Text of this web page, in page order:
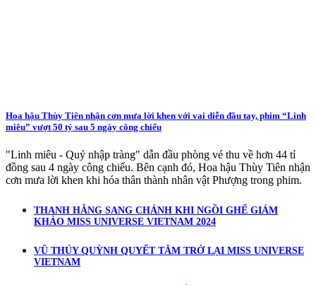
Hoa hậu Thùy Tiên nhận cơn mưa lời khen với vai diễn đầu tay, phim “Linh
miêu” vượt 50 tỷ sau 5 ngày công chiếu
"Linh miêu - Quỷ nhập tràng" dẫn đầu phòng vé thu về hơn 44 tỉ
đồng sau 4 ngày công chiếu. Bên cạnh đó, Hoa hậu Thùy Tiên nhận
cơn mưa lời khen khi hóa thân thành nhân vật Phượng trong phim.
THANH HẰNG SANG CHẢNH KHI NGỒI GHẾ GIÁM
KHẢO MISS UNIVERSE VIETNAM 2024
VŨ THÚY QUỲNH QUYẾT TÂM TRỞ LẠI MISS UNIVERSE
VIETNAM